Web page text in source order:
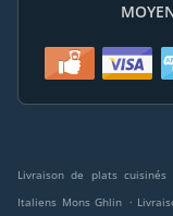
Livraison de plats cuisinés
Italiens Mons Ghlin .